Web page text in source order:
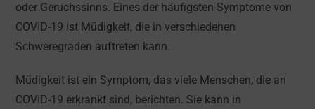
oder Geruchssinns. Eines der häufigsten Symptome von
COVID-19 ist Müdigkeit, die in verschiedenen
Schweregraden auftreten kann.
Müdigkeit ist ein Symptom, das viele Menschen, die an
COVID-19 erkrankt sind, berichten. Sie kann in